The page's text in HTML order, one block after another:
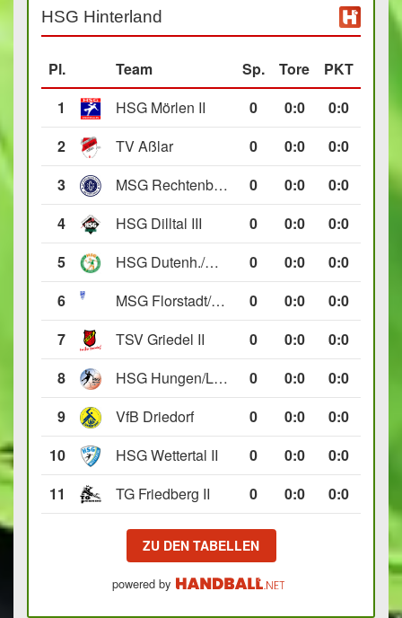
HSG Hinterland
Pl. Team Sp. Tore
PKT
1
HSG Mörlen II 0 0:0
0:0
2
TV Aßlar 0 0:0
0:0
3
MSG Rechtenbach/Wetzlar II 0 0:0
0:0
4
HSG Dilltal III 0 0:0
0:0
5
HSG Dutenh./Münchholzh. IV 0 0:0
0:0
6
MSG Florstadt/Gettenau II 0 0:0
0:0
7
TSV Griedel II 0 0:0
0:0
8
HSG Hungen/Lich II 0 0:0
0:0
9
VfB Driedorf 0 0:0
0:0
10
HSG Wettertal II 0 0:0
0:0
11
TG Friedberg II 0 0:0 0:0
ZU DEN TABELLEN
powered by